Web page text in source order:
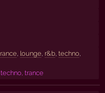
lounge r&b, techno,
trance